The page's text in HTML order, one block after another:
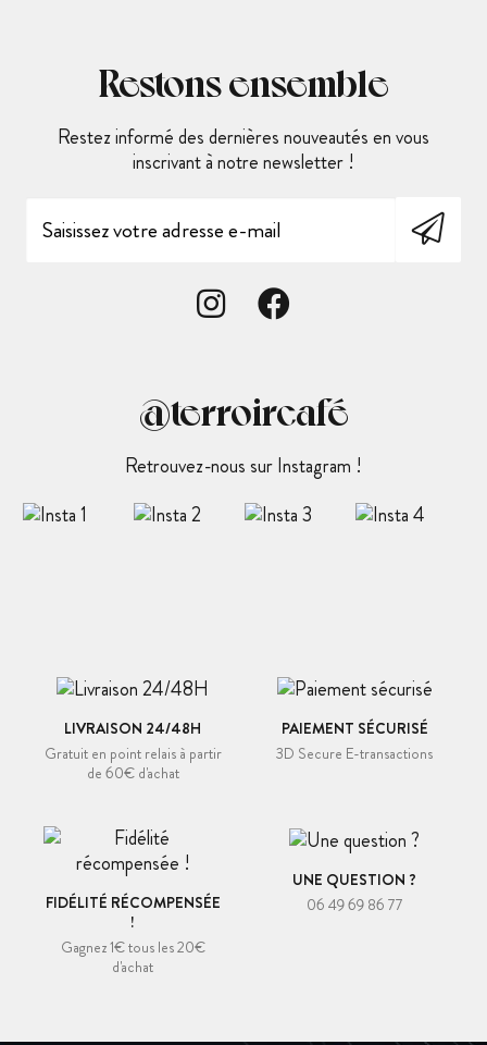
Restons ensemble
Restez informé des dernières nouveautés en vous
inscrivant à notre newsletter !
@terroircafé
Retrouvez-nous sur Instagram !
LIVRAISON 24/48H
Gratuit en point relais à partir
de 60€ d'achat
PAIEMENT SÉCURISÉ
3D Secure E-transactions
FIDÉLITÉ RÉCOMPENSÉE
!
Gagnez 1€ tous les 20€
d'achat
UNE QUESTION ?
06 49 69 86 77